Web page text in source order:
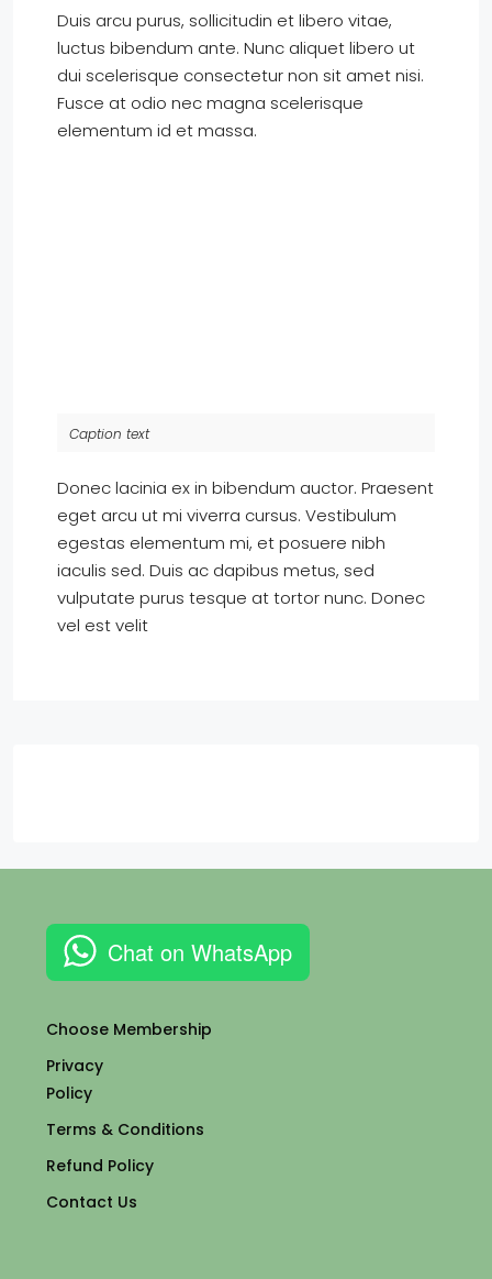
Duis arcu purus, sollicitudin et libero vitae,
luctus bibendum ante. Nunc aliquet libero ut
dui scelerisque consectetur non sit amet nisi.
Fusce at odio nec magna scelerisque
elementum id et massa.
Caption text
Donec lacinia ex in bibendum auctor. Praesent
eget arcu ut mi viverra cursus. Vestibulum
egestas elementum mi, et posuere nibh
iaculis sed. Duis ac dapibus metus, sed
vulputate purus tesque at tortor nunc. Donec
vel est velit
Chat on WhatsApp
Choose Membership
Privacy
Policy
Terms & Conditions
Refund Policy
Contact Us